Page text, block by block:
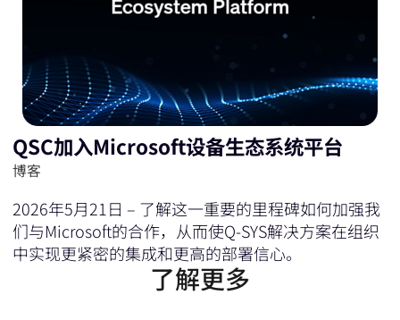
QSC加入Microsoft设备生态系统平台
博客
2026年5月21日 – 了解这一重要的里程碑如何加强我
们与Microsoft的合作，从而使Q-SYS解决方案在组织
中实现更紧密的集成和更高的部署信心。
了解更多